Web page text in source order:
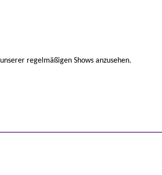
regelmäßigen Shows anzusehen.